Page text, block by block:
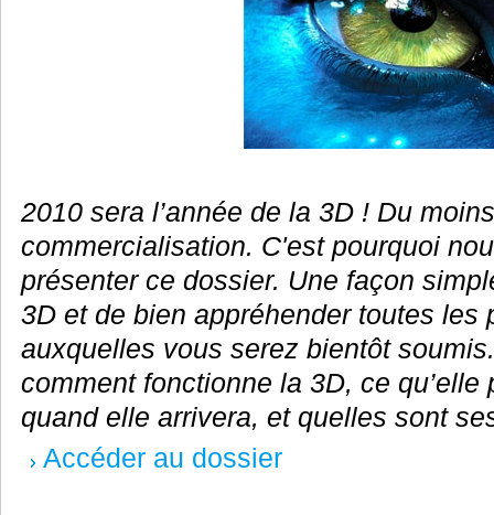
2010 sera l’année de la 3D ! Du
commercialisation. C'est pourquoi
présenter ce dossier. Une façon
3D et de bien appréhender toutes les
auxquelles vous serez bientôt
comment fonctionne la 3D, ce
quand elle arrivera, et quelles sont
Accéder au dossier